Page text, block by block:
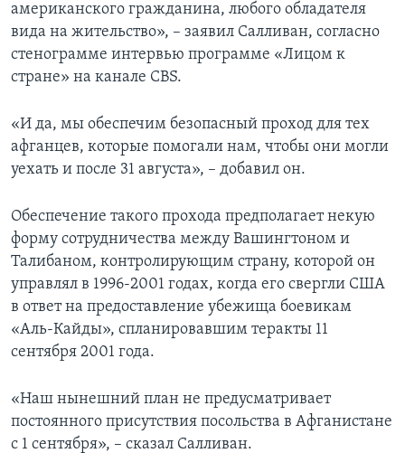
американского гражданина, любого обладателя
вида на жительство», – заявил Салливан, согласно
стенограмме интервью программе «Лицом к
стране» на канале CBS.
«И да, мы обеспечим безопасный проход для тех
афганцев, которые помогали нам, чтобы они могли
уехать и после 31 августа», – добавил он.
Обеспечение такого прохода предполагает некую
форму сотрудничества между Вашингтоном и
Талибаном, контролирующим страну, которой он
управлял в 1996-2001 годах, когда его свергли США
в ответ на предоставление убежища боевикам
«Аль-Кайды», спланировавшим теракты 11
сентября 2001 года.
«Наш нынешний план не предусматривает
постоянного присутствия посольства в Афганистане
с 1 сентября», – сказал Салливан.